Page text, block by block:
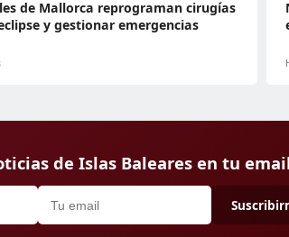
de Mallorca reprograman cirugías
y gestionar emergencias
de Islas Baleares en tu